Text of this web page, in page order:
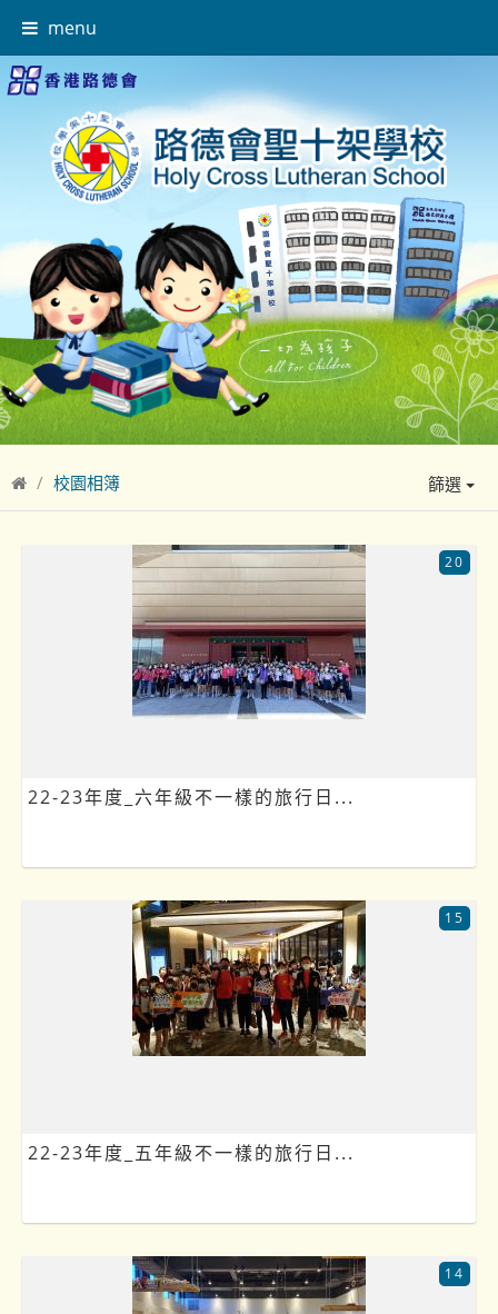
menu
校園相簿 篩選
22-23年度_六年級不一樣的旅行日...
20
22-23年度_五年級不一樣的旅行日...
15
14